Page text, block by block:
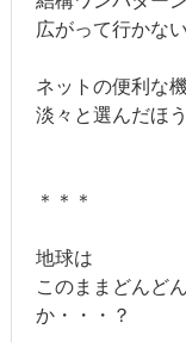
広がって行かな
ネットの便利な
淡々と選んだほ
＊＊＊
地球は
このままどんど
か・・・？